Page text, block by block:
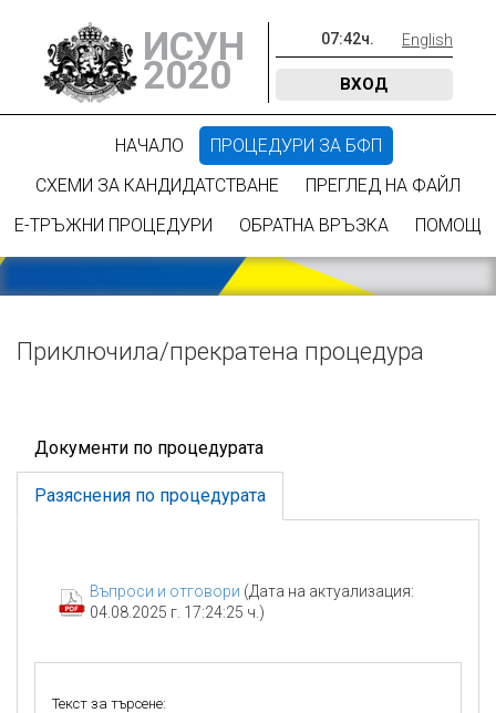
ИСУН
2020
07:42ч. English
ВХОД
НАЧАЛО
ПРОЦЕДУРИ ЗА БФП
СХЕМИ ЗА КАНДИДАТСТВАНЕ
ПРЕГЛЕД НА ФАЙЛ
Е-ТРЪЖНИ ПРОЦЕДУРИ
ОБРАТНА ВРЪЗКА ПОМОЩ
Приключилa/прекратена процедура
Документи по процедурата
Разяснения по процедурата
Въпроси и отговори (Дата на актуализация:
04.08.2025 г. 17:24:25 ч.)
Текст за търсене: